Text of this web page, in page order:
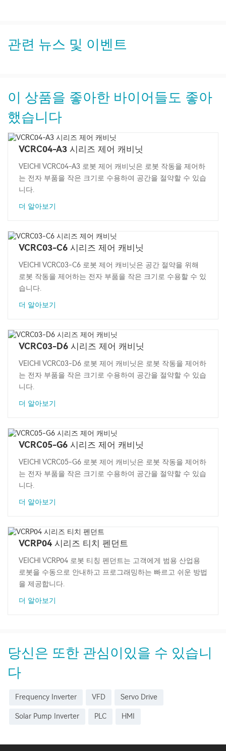
관련 뉴스 및 이벤트
이 상품을 좋아한 바이어들도 좋아
했습니다
VCRC04-A3 시리즈 제어 캐비닛
VEICHI VCRC04-A3 로봇 제어 캐비닛은 로봇 작동을 제어하
는 ​​전자 부품을 작은 크기로 수용하여 공간을 절약할 수 있습
니다.
더 알아보기
VCRC03-C6 시리즈 제어 캐비닛
VEICHI VCRC03-C6 로봇 제어 캐비닛은 공간 절약을 위해
로봇 작동을 제어하는 ​​전자 부품을 작은 크기로 수용할 수 있
습니다.
더 알아보기
VCRC03-D6 시리즈 제어 캐비닛
VEICHI VCRC03-D6 로봇 제어 캐비닛은 로봇 작동을 제어하
는 ​​전자 부품을 작은 크기로 수용하여 공간을 절약할 수 있습
니다.
더 알아보기
VCRC05-G6 시리즈 제어 캐비닛
VEICHI VCRC05-G6 로봇 제어 캐비닛은 로봇 작동을 제어하
는 ​​전자 부품을 작은 크기로 수용하여 공간을 절약할 수 있습
니다.
더 알아보기
VCRP04 시리즈 티치 펜던트
VEICHI VCRP04 로봇 티칭 펜던트는 고객에게 범용 산업용
로봇을 수동으로 안내하고 프로그래밍하는 빠르고 쉬운 방법
을 제공합니다.
더 알아보기
당신은 또한 관심이있을 수 있습니
다
Frequency Inverter VFD Servo Drive
Solar Pump Inverter PLC HMI